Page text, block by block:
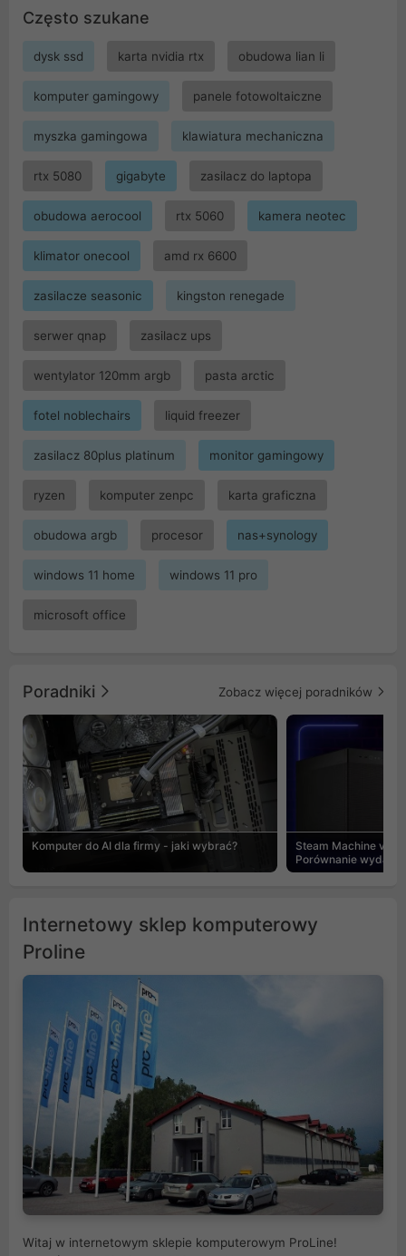
Często szukane
dysk ssd karta nvidia rtx obudowa lian li
komputer gamingowy panele fotowoltaiczne
myszka gamingowa klawiatura mechaniczna
rtx 5080 gigabyte zasilacz do laptopa
obudowa aerocool rtx 5060 kamera neotec
klimator onecool amd rx 6600
zasilacze seasonic kingston renegade
serwer qnap zasilacz ups
wentylator 120mm argb pasta arctic
fotel noblechairs liquid freezer
zasilacz 80plus platinum monitor gamingowy
ryzen komputer zenpc karta graficzna
obudowa argb procesor nas+synology
windows 11 home windows 11 pro
microsoft office
Poradniki Zobacz więcej poradników
Komputer do AI dla firmy - jaki wybrać?
Steam Machine vs
Porównanie
Internetowy sklep komputerowy
Proline
Witaj w internetowym sklepie komputerowym ProLine!